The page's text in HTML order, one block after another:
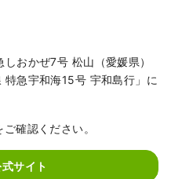
おかぜ7号 松山（愛媛県）
急宇和海15号 宇和島行」に
確認ください。
サイト